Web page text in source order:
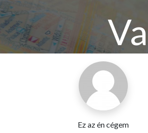
Ez az én cégem